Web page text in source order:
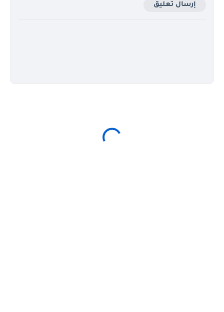
إرسال تعليق